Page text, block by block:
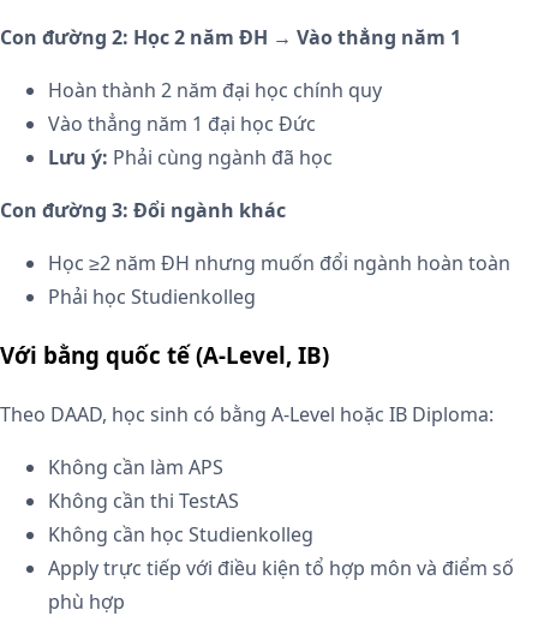
Con đường 2: Học 2 năm ĐH → Vào thẳng năm 1
Hoàn thành 2 năm đại học chính quy
Vào thẳng năm 1 đại học Đức
Lưu ý: Phải cùng ngành đã học
Con đường 3: Đổi ngành khác
Học ≥2 năm ĐH nhưng muốn đổi ngành hoàn toàn
Phải học Studienkolleg
Với bằng quốc tế (A-Level, IB)
Theo DAAD, học sinh có bằng A-Level hoặc IB Diploma:
Không cần làm APS
Không cần thi TestAS
Không cần học Studienkolleg
Apply trực tiếp với điều kiện tổ hợp môn và điểm số
phù hợp